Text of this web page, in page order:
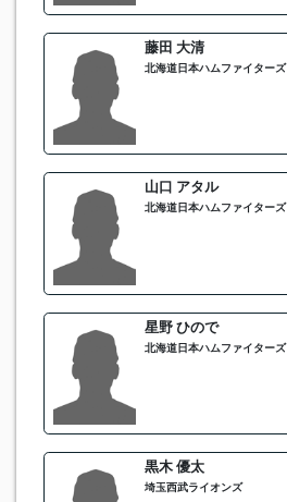
藤田 大清
北海道日本ハムファイターズ
山口 アタル
北海道日本ハムファイターズ
星野 ひので
北海道日本ハムファイターズ
黒木 優太
埼玉西武ライオンズ